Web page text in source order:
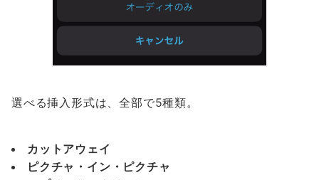
選べる挿入形式は、全部で5種類。
カットアウェイ
ピクチャ・イン・ピクチャ